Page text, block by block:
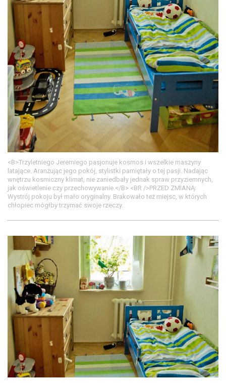
<B>Trzyletniego Jeremiego pasjonuje kosmos i wszelkie maszyny
latające. Aranżując jego pokój, stylistki pamiętały o tej pasji. Nadając
wnętrzu kosmiczny klimat, nie zaniedbały jednak spraw przyziemnych,
jak oświetlenie czy przechowywanie.</B> <BR />PRZED ZMIANĄ:
Wystrój pokoju był mało oryginalny. Brakowało też miejsc, w których
chłopiec mógłby trzymać swoje rzeczy.